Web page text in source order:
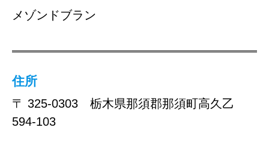
メゾンドブラン
住所
〒 325-0303 栃木県那須郡那須町高久乙
594-103